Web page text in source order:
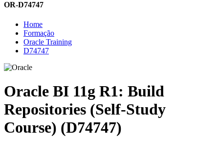
OR-D74747
Home
Formação
Oracle Training
D74747
Oracle BI 11g R1: Build
Repositories (Self-Study
Course) (D74747)